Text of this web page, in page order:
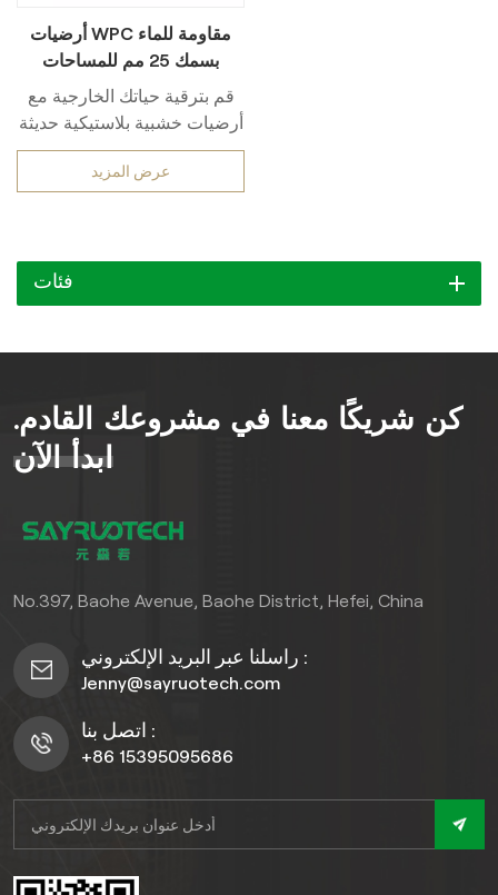
أرضيات WPC مقاومة للماء
بسمك 25 مم للمساحات
الخارجية
قم بترقية حياتك الخارجية مع
أرضيات خشبية بلاستيكية حديثة
(WPC)مُصممة لأداء فائق في
الحدائق والأفنية والبيئات عالية
للتشوه والعفن والتشقق حتى
في الظروف المناخية القاسية.
لا يتطلب تلطيخًا أو إغلاقًا.منتجنا
معتمد كمقاوم للانزلاق ومقاوم
للأشعة فوق البنفسجية ألواح
طويلة الأمد مع الحد الأدنى من
الصيانة. مثالي لـ حديقة خارجية
والمناظر الطبيعية التجارية،
المواد المعاد تدويرها وتكنولوجيا
مقاومة للتلاشي. حوّل مساحتك
الأولوية للسلامة وطول العمر
والتصميم الخالد.
عرض المزيد
فئات
كن شريكًا معنا في مشروعك القادم.
ابدأ الآن
No.397, Baohe Avenue, Baohe District, Hefei, China
راسلنا عبر البريد الإلكتروني :
Jenny@sayruotech.com
اتصل بنا :
+86 15395095686